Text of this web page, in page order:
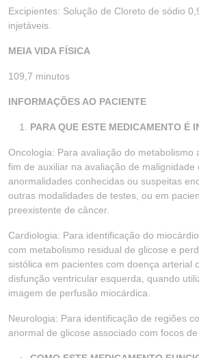
Excipientes: Solução de Cloreto de sódio
injetáveis.
MEIA VIDA FÍSICA
109,7 minutos
INFORMAÇÕES AO PACIENTE
PARA QUE ESTE MEDICAMENTO É
Oncologia: Para avaliação do metabolismo
fim de auxiliar na avaliação de malignidade
anormalidades conhecidas ou suspeitas
outras modalidades de testes, ou em
preexistente de câncer.
Cardiologia: Para identificação do
com metabolismo residual de glicose e
sistólica em pacientes com doença arterial
disfunção ventricular esquerda, quando
imagem de perfusão miocárdica.
Neurologia: Para identificação de regiões
anormal de glicose associado com focos